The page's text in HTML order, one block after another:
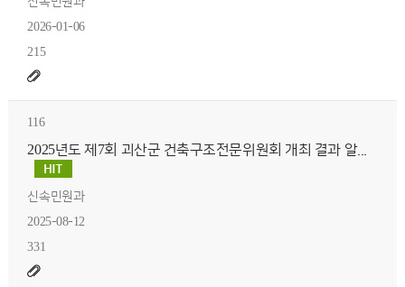
2026-01-06
215
116
2025년도 제7회 괴산군 건축구조전문위원회 개최 결과 알...
신속민원과
2025-08-12
331